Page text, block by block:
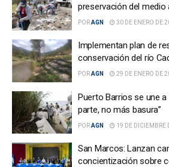
preservación del medio
PORAGN 30 DE ENERO DE
Implementan plan de
conservación del río
PORAGN 29 DE ENERO DE
Puerto Barrios se une a
parte, no más basura”
PORAGN 19 DE DICIEMBRE
San Marcos: Lanzan
concientización sobre